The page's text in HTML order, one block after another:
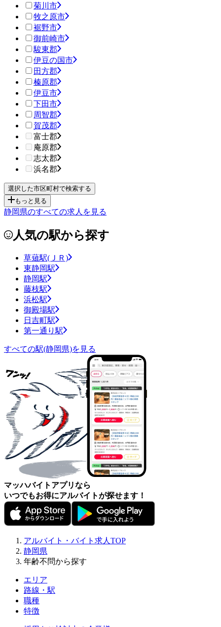
菊川市
牧之原市
裾野市
御前崎市
駿東郡
伊豆の国市
田方郡
榛原郡
伊豆市
下田市
周智郡
賀茂郡
富士郡
庵原郡
志太郡
浜名郡
もっと見る
静岡県のすべての求人を見る
人気の駅から探す
草薙駅(ＪＲ)
東静岡駅
静岡駅
藤枝駅
浜松駅
御殿場駅
日吉町駅
第一通り駅
すべての駅(静岡県)を見る
マッハバイトアプリなら
いつでもお得にアルバイトが探せます！
アルバイト・バイト求人TOP
静岡県
年齢不問から探す
エリア
路線・駅
職種
特徴